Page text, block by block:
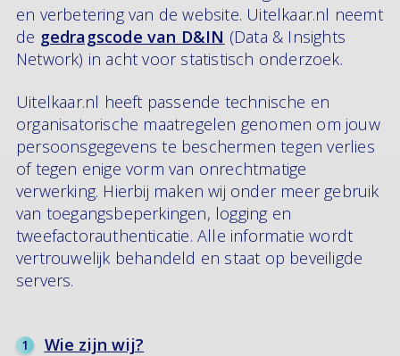
en verbetering van de website. Uitelkaar.nl neemt
de gedragscode van D&IN (Data & Insights
Network) in acht voor statistisch onderzoek.
Uitelkaar.nl heeft passende technische en
organisatorische maatregelen genomen om jouw
persoonsgegevens te beschermen tegen verlies
of tegen enige vorm van onrechtmatige
verwerking. Hierbij maken wij onder meer gebruik
van toegangsbeperkingen, logging en
tweefactorauthenticatie. Alle informatie wordt
vertrouwelijk behandeld en staat op beveiligde
servers.
Wie zijn wij?